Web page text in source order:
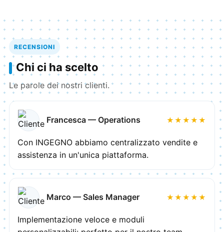
RECENSIONI
Chi ci ha scelto
Le parole dei nostri clienti.
Francesca — Operations ★★★★★
Con INGEGNO abbiamo centralizzato vendite e
assistenza in un'unica piattaforma.
Marco — Sales Manager ★★★★★
Implementazione veloce e moduli